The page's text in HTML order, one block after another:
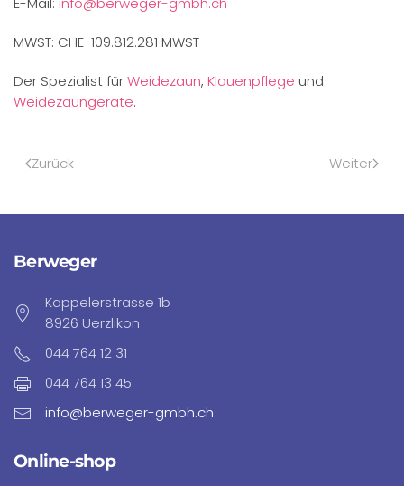
MWST: CHE-109.812.281 MWST
Der Spezialist fürWeidezaun, Klauenpflege und
Weidezaungeräte.
Zurück Weiter
Berweger
Kappelerstrasse 1b
8926 Uerzlikon
044 764 12 31
044 764 13 45
info@berweger-gmbh.ch
Online-shop